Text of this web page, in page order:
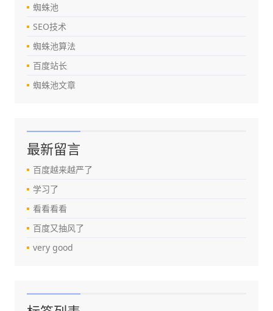
蜘蛛池
SEO技术
蜘蛛池算法
百度站长
蜘蛛池文章
最新留言
百度越来越严了
学习了
看看看看
百度又抽风了
very good